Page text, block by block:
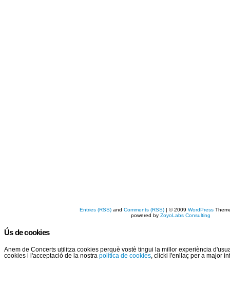
Entries (RSS) andComments (RSS) | © 2009WordPress
powered byZoyoLabs Consulting
Ús de cookies
Anem de Concerts utilitza cookies perquè vostè tingui la millor experiència
cookies i l'acceptació de la nostra política de cookies , clicki l'enllaç per a major